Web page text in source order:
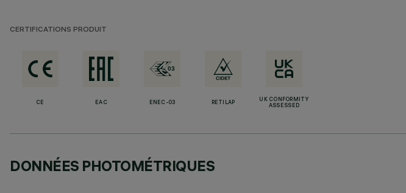
CERTIFICATIONS PRODUIT
CE EAC ENEC-03 RETILAP
UK CONFORMITY
ASSESSED
DONNÉES PHOTOMÉTRIQUES